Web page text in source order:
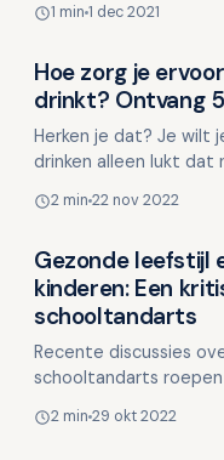
stress en fy…
1 min 1 dec 2021
Kinderen en
Hoe zorg je
drinkt? Ontvang
Herken je dat? Je wilt
drinken alleen lukt dat niet (altijd).
2 min 22 nov 2022
Kinderen en
Gezonde leefstijl
kinderen: Een
schooltandarts
Recente discussies
schooltandarts
Carola …
2 min 29 okt 2022